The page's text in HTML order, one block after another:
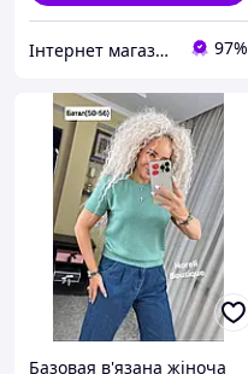
Інтернет магазин Zheneva 97%
Базовая в'язана жіноча